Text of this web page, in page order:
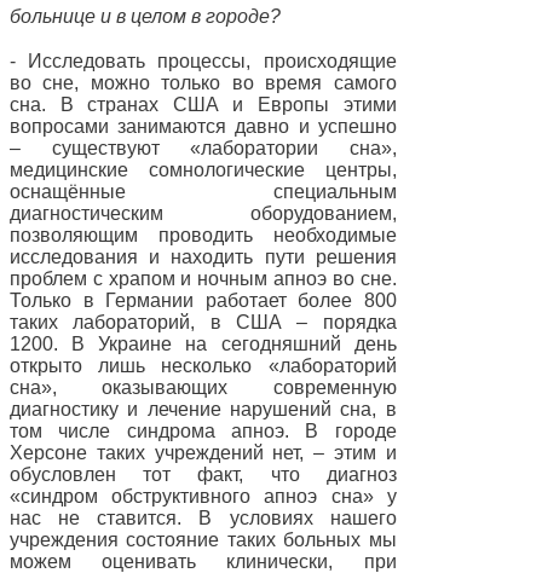
больнице и в целом в городе?
- Исследовать процессы, происходящие
во сне, можно только во время самого
сна. В странах США и Европы этими
вопросами занимаются давно и успешно
– существуют «лаборатории сна»,
медицинские сомнологические центры,
оснащённые специальным
диагностическим оборудованием,
позволяющим проводить необходимые
исследования и находить пути решения
проблем с храпом и ночным апноэ во сне.
Только в Германии работает более 800
таких лабораторий, в США – порядка
1200. В Украине на сегодняшний день
открыто лишь несколько «лабораторий
сна», оказывающих современную
диагностику и лечение нарушений сна, в
том числе синдрома апноэ. В городе
Херсоне таких учреждений нет, – этим и
обусловлен тот факт, что диагноз
«синдром обструктивного апноэ сна» у
нас не ставится. В условиях нашего
учреждения состояние таких больных мы
можем оценивать клинически, при